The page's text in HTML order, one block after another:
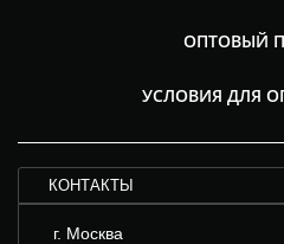
ОПТОВЫЙ
УСЛОВИЯ ДЛЯ
КОНТАКТЫ
г. Москва